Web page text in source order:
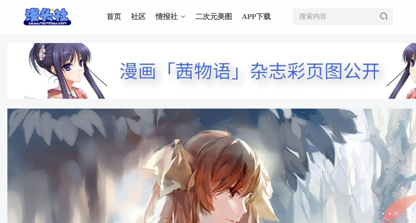
首页 社区 情报社 二次元美图 APP下载